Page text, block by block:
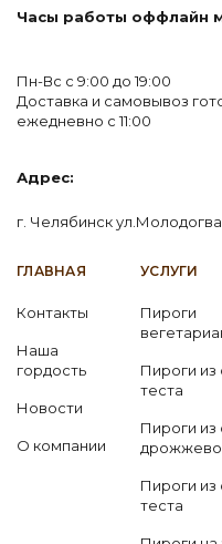
ГЛАВНАЯ
Контакты
Наша
гордость
Новости
О компании
УСЛУГИ
Пироги
Пироги из
теста
Пироги из
Пироги из
теста
Часы работы оффлайн
Пн-Вс с 9:00 до 19:00
Доставка и самовывоз
ежедневно с 11:00
Адрес:
г. Челябинск